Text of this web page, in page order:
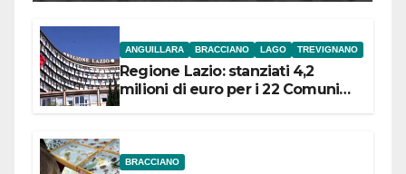
ANGUILLARA BRACCIANO LAGO TREVIGNANO
Regione Lazio: stanziati 4,2
milioni di euro per i 22 Comuni
BRACCIANO